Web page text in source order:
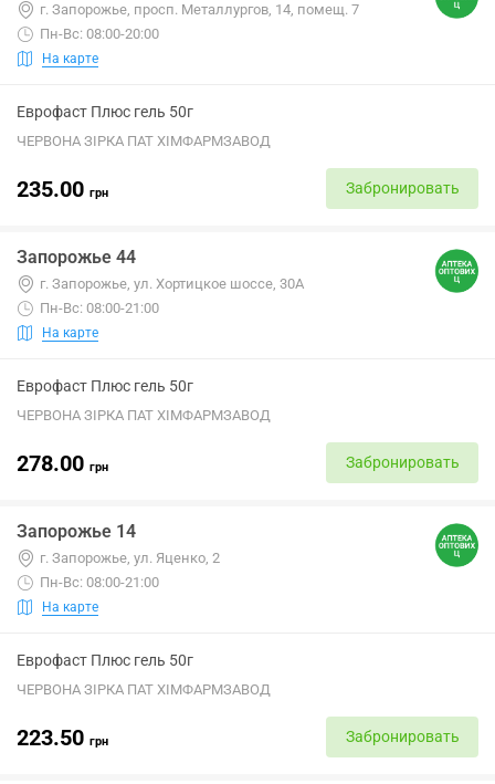
г. Запорожье, просп. Металлургов, 14, помещ. 7
Пн-Вс: 08:00-20:00
На карте
Еврофаст Плюс гель 50г
ЧЕРВОНА ЗІРКА ПАТ ХІМФАРМЗАВОД
235.00 грн Забронировать
Запорожье 44
г. Запорожье, ул. Хортицкое шоссе, 30А
Пн-Вс: 08:00-21:00
На карте
Еврофаст Плюс гель 50г
ЧЕРВОНА ЗІРКА ПАТ ХІМФАРМЗАВОД
278.00 грн Забронировать
Запорожье 14
г. Запорожье, ул. Яценко, 2
Пн-Вс: 08:00-21:00
На карте
Еврофаст Плюс гель 50г
ЧЕРВОНА ЗІРКА ПАТ ХІМФАРМЗАВОД
223.50 грн Забронировать